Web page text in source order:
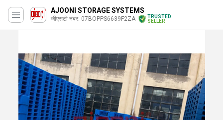
AJOONI STORAGE SYSTEMS
जीएसटी नंबर. 07BOPPS6639F2ZA
TRUSTED
SELLER